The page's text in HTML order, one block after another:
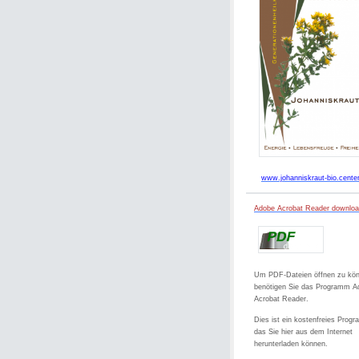
www.johanniskraut-bio.center
Adobe Acrobat Reader
Um PDF-Dateien öffnen zu
benötigen Sie das Programm
Acrobat Reader.
Dies ist ein kostenfreies
das Sie hier aus dem Internet
herunterladen können.